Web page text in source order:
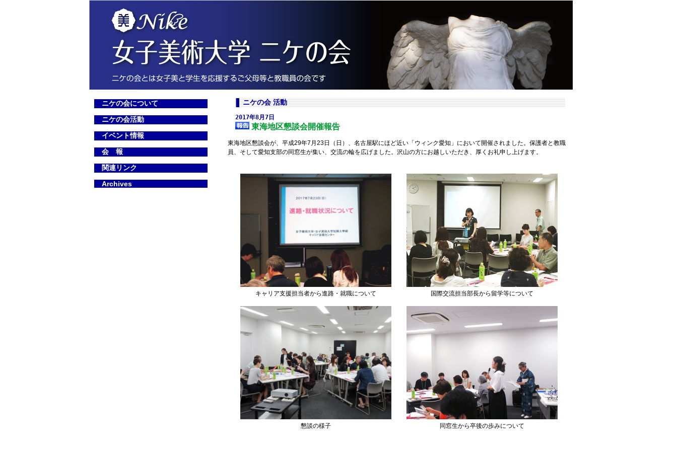
ニケの会について
ニケの会活動
イベント情報
会 報
関連リンク
Archives
ニケの会 活動
2017年8月7日
東海地区懇談会開催報告
東海地区懇談会が、平成29年7月23日（日）、名古屋駅にほど近い「ウィンク愛知」において開催されました。保護者と教職
員、そして愛知支部の同窓生が集い、交流の輪を広げました。沢山の方にお越しいただき、厚くお礼申し上げます。
キャリア支援担当者から進路・就職について
懇談の様子
国際交流担当部長から留学等について
同窓生から卒後の歩みについて